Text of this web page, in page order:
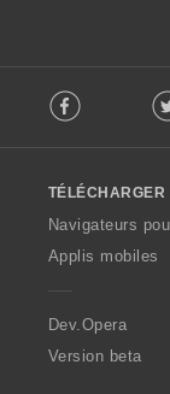
o
w
O
p
a
Facebook
TÉLÉCHARGER
Navigateurs
Applis mobiles
Dev.Opera
Version beta